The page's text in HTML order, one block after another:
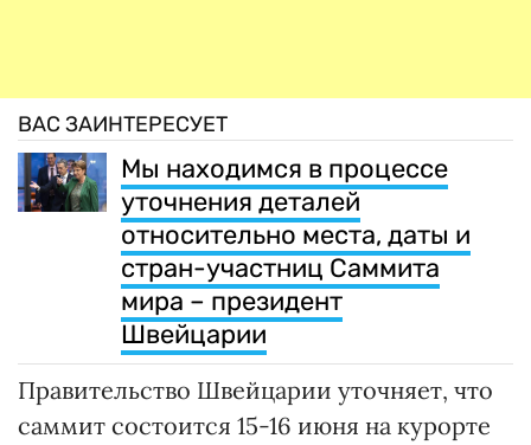
ВАС ЗАИНТЕРЕСУЕТ
Мы находимся в процессе
уточнения деталей
относительно места, даты и
стран-участниц Саммита
мира – президент
Швейцарии
Правительство Швейцарии уточняет, что
саммит состоится 15-16 июня на курорте